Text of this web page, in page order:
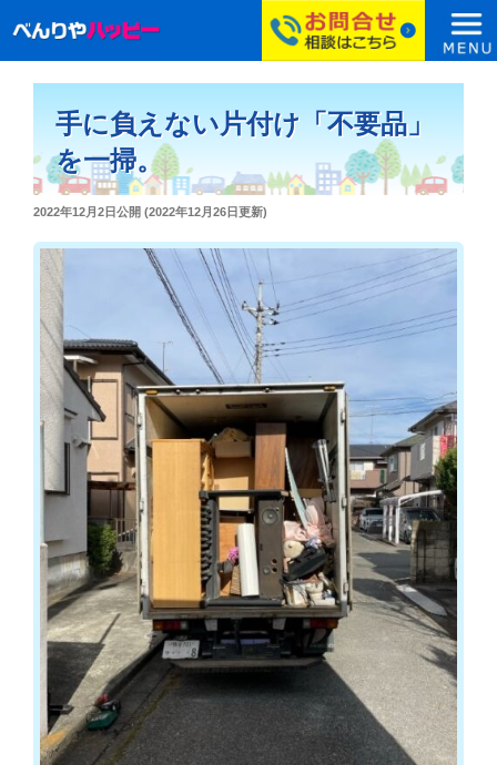
手に負えない片付け「不要品」
を一掃。
投
日:
2022年12月2日公開 (2022年12月26日更新)